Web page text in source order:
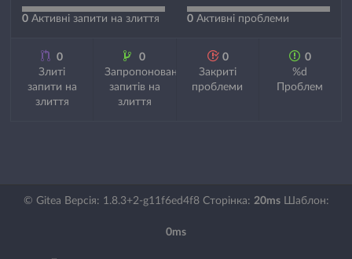
0 Активні запити на злиття 0 Активні проблеми
0
Злиті
запити на
злиття
0
Запропонованих
запитів на
злиття
0
Закриті
проблеми
0
%d
Проблем
© Gitea Версія: 1.8.3+2-g11f6ed4f8 Сторінка: 20msШаблон:
0ms